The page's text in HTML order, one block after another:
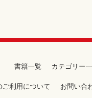
書籍一覧 カテゴリー
ご利用について お問い合